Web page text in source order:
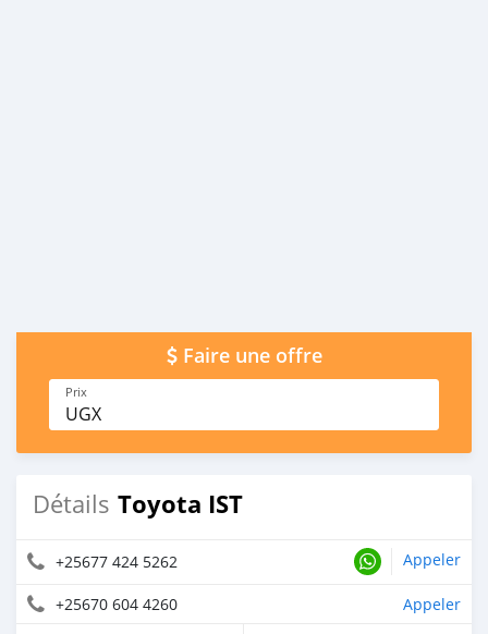
Faire une offre
Prix
UGX
Détails Toyota IST
+25677 424 5262 Appeler
+25670 604 4260 Appeler